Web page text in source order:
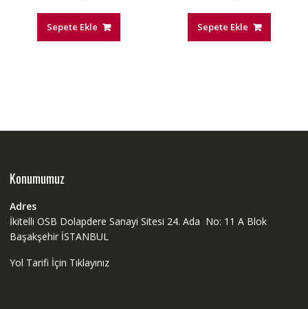
Sepete Ekle Sepete Ekle
Konumumuz
Adres
İkitelli OSB Dolapdere Sanayi Sitesi 24. Ada No: 11 A Blok
Başakşehir İSTANBUL
Yol Tarifi İçin Tıklayınız